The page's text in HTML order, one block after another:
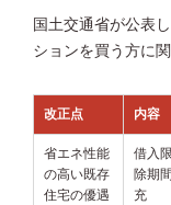
国土交通省が公表
ションを買う方に
改正点 内容
省エネ性能
の高い既存
住宅の優遇
借入
除期
充